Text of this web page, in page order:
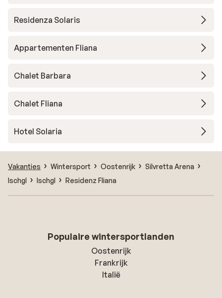
Residenza Solaris
Appartementen Fliana
Chalet Barbara
Chalet Fliana
Hotel Solaria
Vakanties Wintersport Oostenrijk
Silvretta Arena
Ischgl
Ischgl Residenz Fliana
Populaire wintersportlanden
Oostenrijk
Frankrijk
Italië